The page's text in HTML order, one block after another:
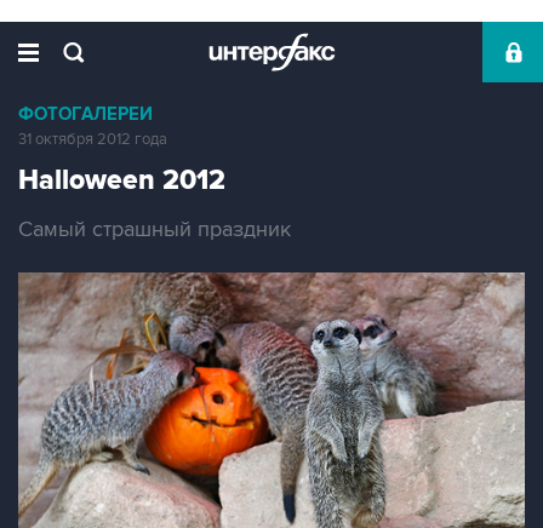
ФОТОГАЛЕРЕИ
31 октября 2012 года
Halloween 2012
Самый страшный праздник